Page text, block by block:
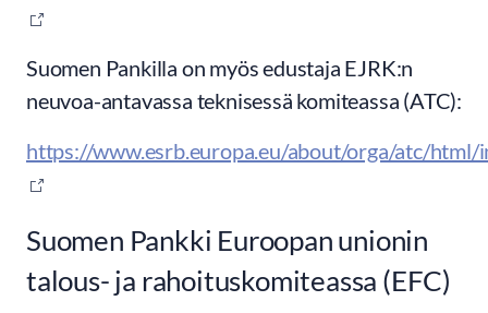
Suomen Pankilla on myös edustaja EJRK:n
neuvoa-antavassa teknisessä komiteassa (ATC):
https://www.esrb.europa.eu/about/orga/atc/html/
Suomen Pankki Euroopan unionin
talous- ja rahoituskomiteassa (EFC)